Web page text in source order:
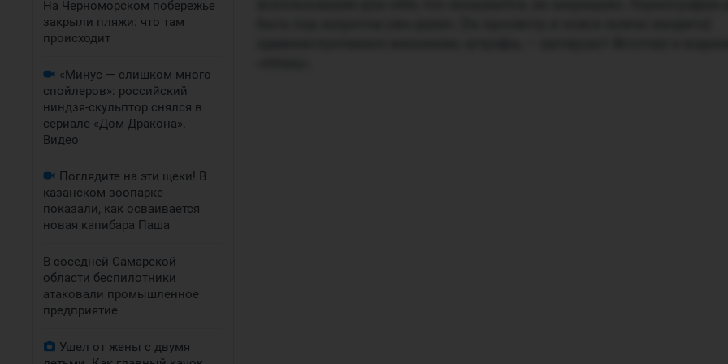
На Черноморском побережье
закрыли пляжи: что там
происходит
«Минус — слишком много
спойлеров»: российский
ниндзя-скульптор снялся в
сериале «Дом Дракона».
Видео
Поглядите на эти щеки! В
казанском зоопарке
показали, как осваивается
новая капибара Паша
В соседней Самарской
области беспилотники
атаковали промышленное
предприятие
Ушел от жены с двумя